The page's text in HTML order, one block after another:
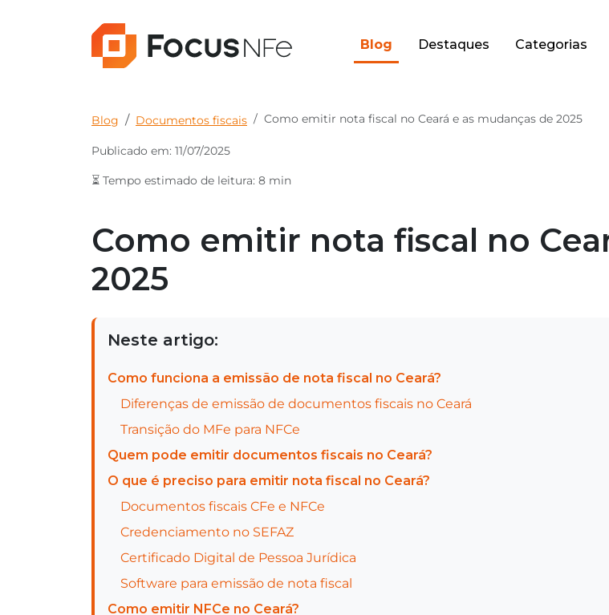
Blog Destaques Categorias
Blog Documentos fiscais Como emitir nota fiscal no Ceará e as mudanças de 2025
Publicado em: 11/07/2025
⏳ Tempo estimado de leitura: 8 min
Como emitir nota fiscal no
2025
Neste artigo:
Como funciona a emissão de nota fiscal no Ceará?
Diferenças de emissão de documentos fiscais no Ceará
Transição do MFe para NFCe
Quem pode emitir documentos fiscais no Ceará?
O que é preciso para emitir nota fiscal no Ceará?
Documentos fiscais CFe e NFCe
Credenciamento no SEFAZ
Certificado Digital de Pessoa Jurídica
Software para emissão de nota fiscal
Como emitir NFCe no Ceará?